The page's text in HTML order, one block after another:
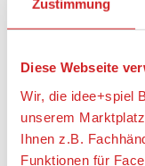
Zustimmung
Diese Webseite
Wir, die idee+spiel
unserem
Ihnen z.B.
Funktionen für
3.4 Kontrolle
Im nächsten Schritt
alle für die
angezeigt. Darüber